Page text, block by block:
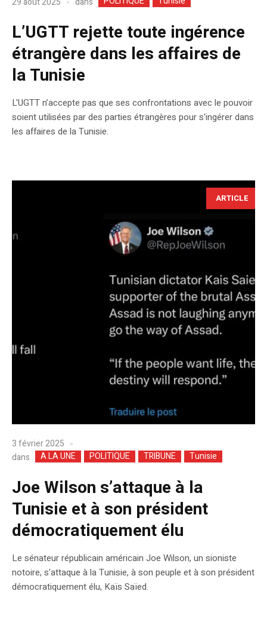
L’UGTT rejette toute ingérence
étrangère dans les affaires de
la Tunisie
L'UGTT n’accepte pas que ses confrontations avec le pouvoir
soient utilisées par des parties étrangères pour s'ingérer dans
les affaires de la Tunisie.
ARTICLE
3 février 2025
dans
A LA UNE POLITIQUE TRIBUNE Tunisie
Joe Wilson s’attaque à la
Tunisie et à son président
démocratiquement élu
Le sénateur républicain américain Joe Wilson, un sioniste
notoire, s'attaque à la Tunisie, à son peuple et à son président
démocratiquement élu, Kaïs Saïed.